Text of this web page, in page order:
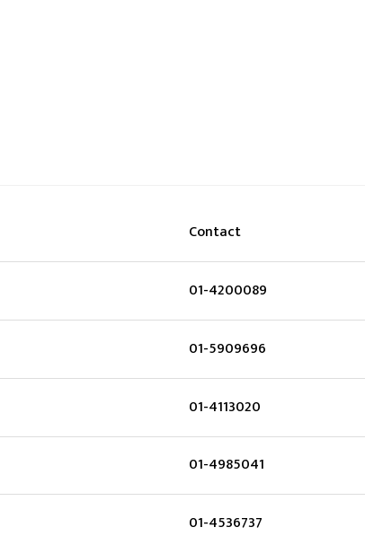
Contact
01-4200089
01-5909696
01-4113020
01-4985041
01-4536737